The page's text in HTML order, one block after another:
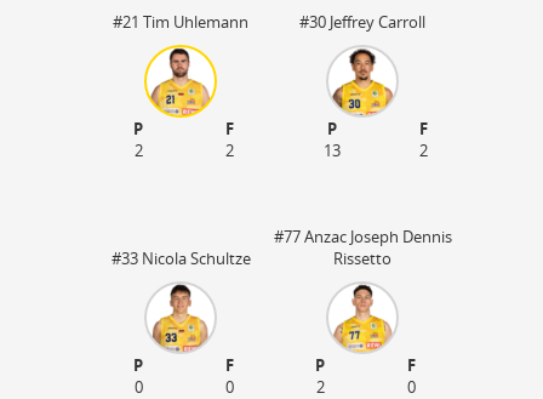
#21 Tim Uhlemann
P
F
2
2
#30 Jeffrey Carroll
P
F
13
2
#33 Nicola Schultze
P
F
0
0
#77 Anzac Joseph Dennis
Rissetto
P
F
2
0